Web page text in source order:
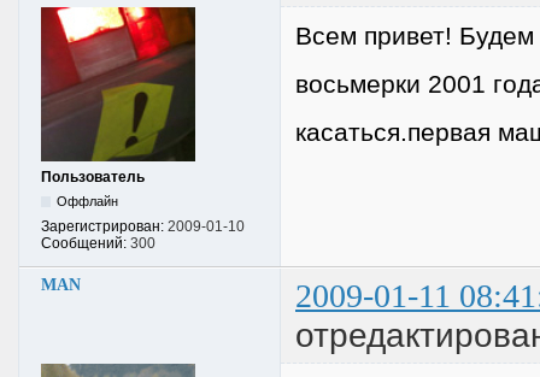
Пользователь
Оффлайн
Зарегистрирован: 2009-01-10
Сообщений: 300
Всем привет! Будем
восьмерки 2001
касаться.первая
MAN 2009-01-11